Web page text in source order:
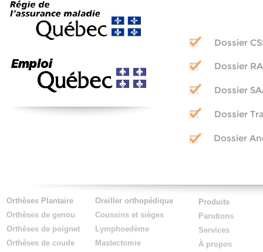
Orthèses Plantaire
Orthèses de genou
Orthèses de poignet
Orthèses de coude
Oreiller orthopédique
Coussins et sièges
Lymphoedème
Mastectomie
Produits
Parutions
Services
À propos
Dossier
Dossier
Dossier
Dossier
Dossier